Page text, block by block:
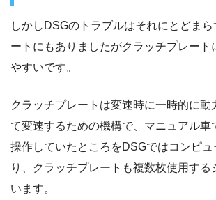
しかしDSGのトラブルはそれにとどまら
ートにもありましたがクラッチプレート
やすいです。
クラッチプレートは変速時に一時的に動
て変速するための機構で、マニュアル車
操作していたところをDSGではコンピュ
り、クラッチプレートも複数枚使用する
います。